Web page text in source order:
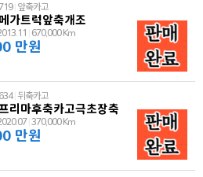
앞축카고
가트럭앞축개조
670,000 Km
만원
뒤축카고
리마후축카고극초장축
370,000 Km
만원